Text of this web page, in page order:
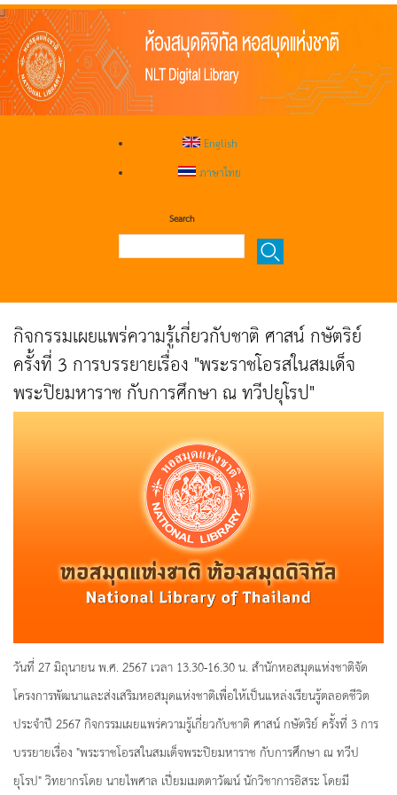
English
ภาษาไทย
Search
กิจกรรมเผยแพร่ความรู้เกี่ยวกับชาติ ศาสน์ กษัตริย์
ครั้งที่ 3 การบรรยายเรื่อง "พระราชโอรสในสมเด็จ
พระปิยมหาราช กับการศึกษา ณ ทวีปยุโรป"
วันที่ 27 มิถุนายน พ.ศ. 2567 เวลา 13.30-16.30 น. สำนักหอสมุดแห่งชาติจัด
โครงการพัฒนาและส่งเสริมหอสมุดแห่งชาติเพื่อให้เป็นแหล่งเรียนรู้ตลอดชีวิต
ประจำปี 2567 กิจกรรมเผยแพร่ความรู้เกี่ยวกับชาติ ศาสน์ กษัตริย์ ครั้งที่ 3 การ
บรรยายเรื่อง "พระราชโอรสในสมเด็จพระปิยมหาราช กับการศึกษา ณ ทวีป
ยุโรป" วิทยากรโดย นายไพศาล เปี่ยมเมตตาวัฒน์ นักวิชาการอิสระ โดยมี